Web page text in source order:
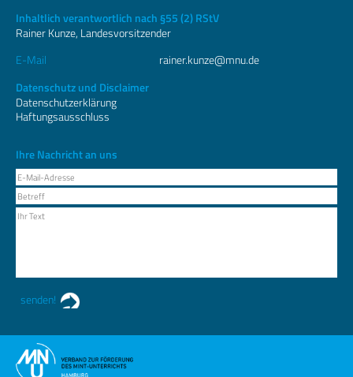
Inhaltlich verantwortlich nach §55 (2) RStV
Rainer Kunze, Landesvorsitzender
E-Mail
rainer.kunze@mnu.de
Datenschutz und Disclaimer
Datenschutzerklärung
Haftungsausschluss
Ihre Nachricht an uns